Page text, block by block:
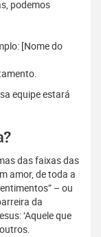
podemos
[Nome do
equipe estará
das faixas das
amor, de toda a
– ou
da
‘Aquele que